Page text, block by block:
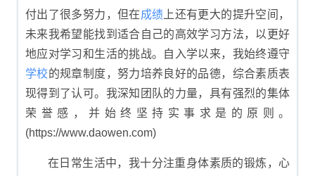
付出了很多努力，但在成绩 上还有更大的提升空间，
未来我希望能找到适合自己的高效学习方法，以更好
地应对学习和生活的挑战。自入学以来，我始终遵守
学校的规章制度，努力培养良好的品德，综合素质表
现得到了认可。我深知团队的力量，具有强烈的集体
荣誉感，并始终坚持实事求是的原则。
(https://www.daowen.com)
在日常生活中，我十分注重身体素质的锻炼，心